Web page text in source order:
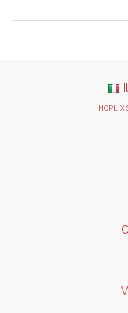
HOPLIX